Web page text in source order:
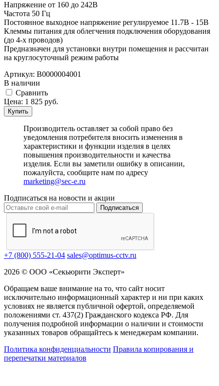
Напряжение от 160 до 242В
Частота 50 Гц
Постоянное выходное напряжение регулируемое 11.7В - 15В
Клеммы питания для облегчения подключения оборудования
(до 4-х проводов)
Предназначен для установки внутри помещения и рассчитан
на круглосуточный режим работы
Артикул: В0000004001
В наличии
Cравнить
Цена: 1 825 руб.
Купить
Производитель оставляет за собой право без
уведомления потребителя вносить изменения в
характеристики и функции изделия в целях
повышения производительности и качества
изделия. Если вы заметили ошибку в описании,
пожалуйста, сообщите нам по адресу
marketing@sec-e.ru
Подписаться на новости и акции
Подписаться
+7 (800) 555-21-04 sales@optimus-cctv.ru
2026 © ООО «Секьюрити Эксперт»
Обращаем ваше внимание на то, что сайт носит
исключительно информационный характер и ни при каких
условиях не является публичной офертой, определяемой
положениями ст. 437(2) Гражданского кодекса РФ. Для
получения подробной информации о наличии и стоимости
указанных товаров обращайтесь к менеджерам компании.
Политика конфиденциальности Правила копирования и
перепечатки материалов